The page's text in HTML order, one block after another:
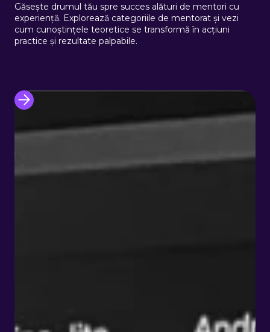
Găsește drumul tău spre succes alături de mentori cu
experiență. Explorează categoriile de mentorat și vezi
cum cunoștințele teoretice se transformă în acțiuni
practice și rezultate palpabile.